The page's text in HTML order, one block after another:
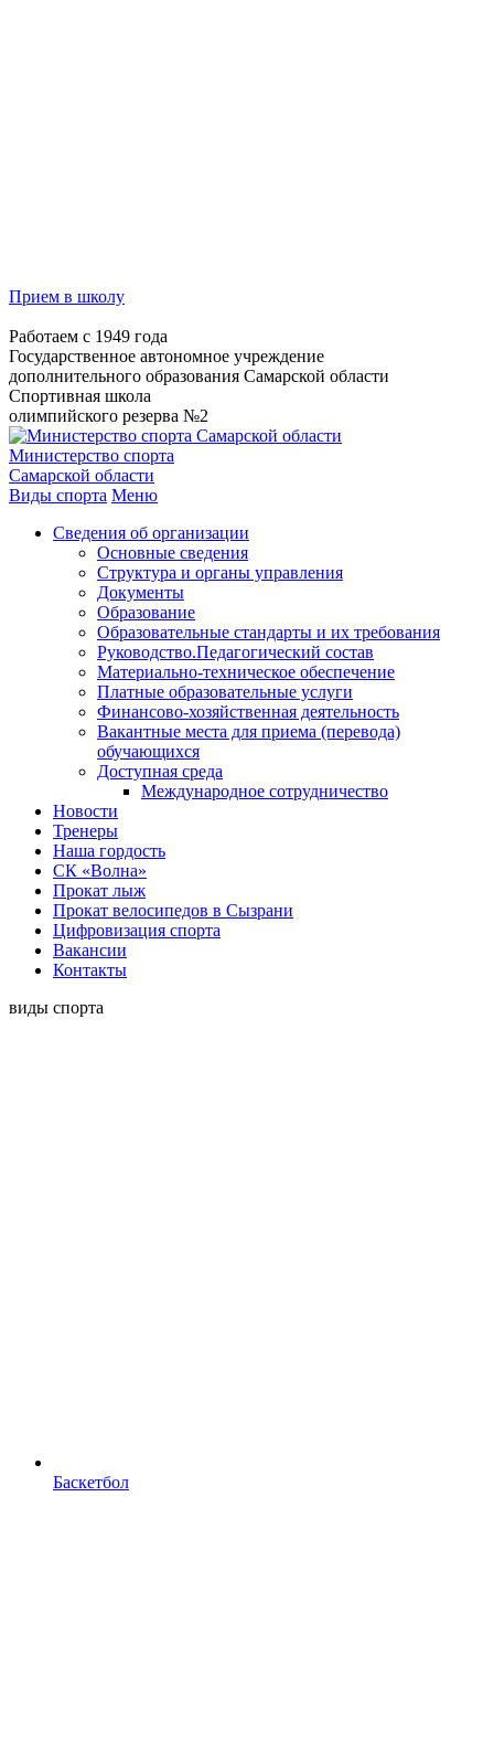
Прием в школу
Работаем с 1949 года
Государственное автономное учреждение
дополнительного образования Самарской области
Спортивная школа
олимпийского резерва №2
Министерство спорта
Самарской области
Виды спорта Меню
Сведения об организации
Основные сведения
Структура и органы управления
Документы
Образование
Образовательные стандарты и их требования
Руководство.Педагогический состав
Материально-техническое обеспечение
Платные образовательные услуги
Финансово-хозяйственная деятельность
Вакантные места для приема (перевода)
обучающихся
Доступная среда
Международное сотрудничество
Новости
Тренеры
Наша гордость
СК «Волна»
Прокат лыж
Прокат велосипедов в Сызрани
Цифровизация спорта
Вакансии
Контакты
виды спорта
Баскетбол